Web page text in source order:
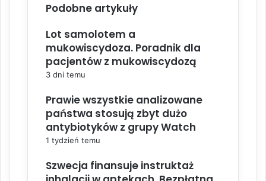
Podobne artykuły
Lot samolotem a
mukowiscydoza. Poradnik dla
pacjentów z mukowiscydozą
3 dni temu
Prawie wszystkie analizowane
państwa stosują zbyt dużo
antybiotyków z grupy Watch
1 tydzień temu
Szwecja finansuje instruktaż